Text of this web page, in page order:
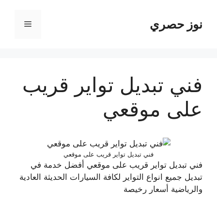
المحتوىنوز حصري القائمة
فني تبديل تواير قريب
على موقعي
فني تبديل تواير قريب على موقعي
فني تبديل تواير قريب على موقعي أفضل خدمة في
تبديل جميع انواع التواير لكافة السيارات الحديثة العادية
والرياضية أسعار رخيصة